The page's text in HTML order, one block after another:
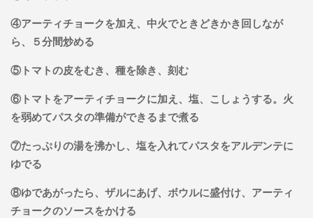
④アーティチョークを加え、中火でときどきかき回しなが
ら、５分間炒める
⑤トマトの皮をむき、種を除き、刻む
⑥トマトをアーティチョークに加え、塩、こしょうする。火
を弱めてパスタの準備ができるまで煮る
⑦たっぷりの湯を沸かし、塩を入れてパスタをアルデンテに
ゆでる
⑧ゆであがったら、ザルにあげ、ボウルに盛付け、アーティ
チョークのソースをかける